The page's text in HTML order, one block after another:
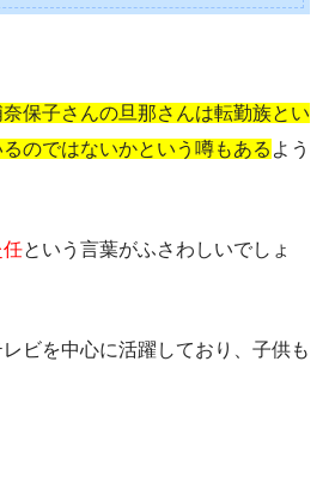
奈保子さんの旦那さんは転勤族とい
のではないかという噂もある よう
任という言葉がふさわしいでしょ
ビを中心に活躍しており、子供も